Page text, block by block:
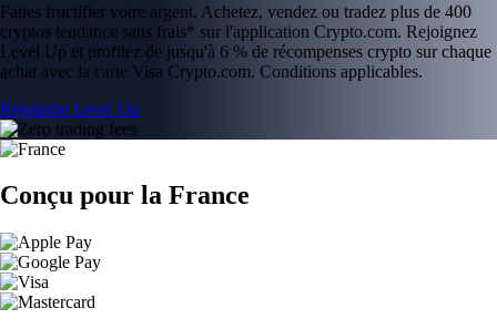
Faites fructifier votre argent. Achetez, vendez ou tradez plus de 400
cryptos tendance sans frais* sur l'application Crypto.com. Rejoignez
Level Up et profitez de jusqu'à 6 % de récompenses crypto sur chaque
achat avec la carte Visa Crypto.com. Conditions applicables.
Rejoindre Level Up
Conçu pour la France